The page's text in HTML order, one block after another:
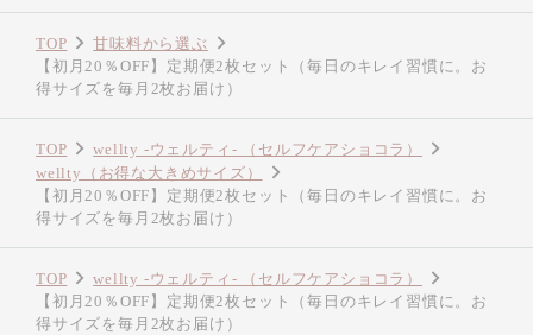
TOP
甘味料から選ぶ
【初月20％OFF】定期便2枚セット（毎日のキレイ習慣に。お
得サイズを毎月2枚お届け）
TOP
wellty -ウェルティ- （セルフケアショコラ）
wellty（お得な大きめサイズ）
【初月20％OFF】定期便2枚セット（毎日のキレイ習慣に。お
得サイズを毎月2枚お届け）
TOP
wellty -ウェルティ- （セルフケアショコラ）
【初月20％OFF】定期便2枚セット（毎日のキレイ習慣に。お
得サイズを毎月2枚お届け）